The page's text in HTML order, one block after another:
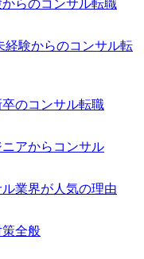
からのコンサル転職
経験からのコンサル転
のコンサル転職
ニアからコンサル
ル業界が人気の理由
全般